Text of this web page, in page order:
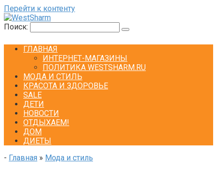
Перейти к контенту
Поиск:
ГЛАВНАЯ
ИНТЕРНЕТ-МАГАЗИНЫ
ПОЛИТИКА WESTSHARM.RU
МОДА И СТИЛЬ
КРАСОТА И ЗДОРОВЬЕ
SALE
ДЕТИ
НОВОСТИ
ОТДЫХАЕМ!
ДОМ
ДИЕТЫ
- Главная » Мода и стиль